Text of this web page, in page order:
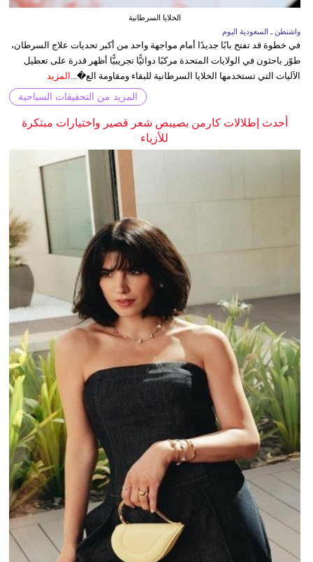
الخلايا السرطانية
واشنطن ـ السعودية اليوم
في خطوة قد تفتح بابًا جديدًا أمام مواجهة واحد من أكبر تحديات علاج السرطان،
طوّر باحثون في الولايات المتحدة مركبًا دوائيًّا تجريبيًّا أظهر قدرة على تعطيل
الآليات التي تستخدمها الخلايا السرطانية للبقاء ومقاومة الع�...
المزيد
المزيد من التحقيقات السياحية
أحدث إطلالات كارمن بصيبص شعر قصير واختيارات مبتكرة
للأزياء